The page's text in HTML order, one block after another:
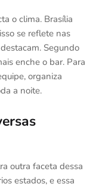
o clima. Brasília
se reflete nas
Segundo
enche o bar. Para
organiza
a noite.
outra faceta dessa
estados, e essa